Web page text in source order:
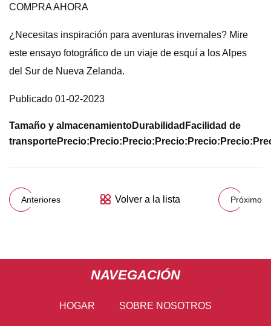
COMPRA AHORA
¿Necesitas inspiración para aventuras invernales? Mire
este ensayo fotográfico de un viaje de esquí a los Alpes
del Sur de Nueva Zelanda.
Publicado 01-02-2023
Tamaño y almacenamientoDurabilidad Facilidad de
transportePrecio: Precio: Precio: Precio: Precio: Precio:
Anteriores Volver a la lista Próximo
NAVEGACIÓN
HOGAR SOBRE NOSOTROS